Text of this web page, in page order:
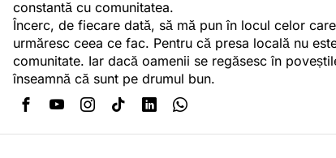
constantă cu comunitatea.
Încerc, de fiecare dată, să mă pun în locul celor
urmăresc ceea ce fac. Pentru că presa locală nu
comunitate. Iar dacă oamenii se regăsesc în
înseamnă că sunt pe drumul bun.